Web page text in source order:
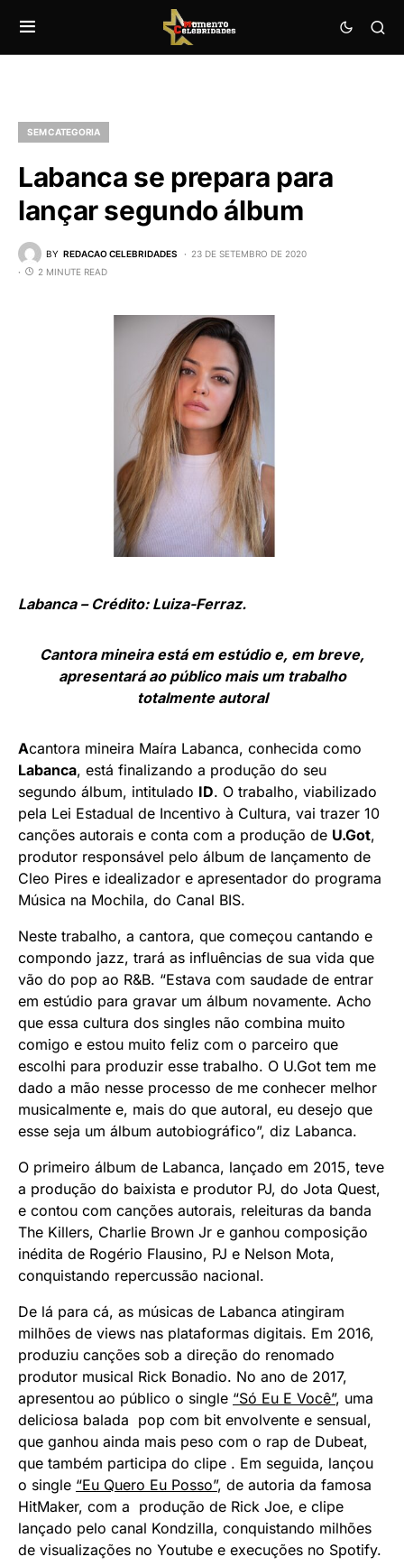
SEM CATEGORIA
Labanca se prepara para
lançar segundo álbum
BY REDACAO CELEBRIDADES
23 DE SETEMBRO DE 2020
2 MINUTE READ
Labanca – Crédito: Luiza-Ferraz.
Cantora mineira está em estúdio e, em breve,
apresentará ao público mais um trabalho
totalmente autoral
Acantora mineira Maíra Labanca, conhecida como
Labanca, está finalizando a produção do seu
segundo álbum, intitulado ID. O trabalho, viabilizado
pela Lei Estadual de Incentivo à Cultura, vai trazer 10
canções autorais e conta com a produção de U.Got,
produtor responsável pelo álbum de lançamento de
Cleo Pires e idealizador e apresentador do programa
Música na Mochila, do Canal BIS.
Neste trabalho, a cantora, que começou cantando e
compondo jazz, trará as influências de sua vida que
vão do pop ao R&B. “Estava com saudade de entrar
em estúdio para gravar um álbum novamente. Acho
que essa cultura dos singles não combina muito
comigo e estou muito feliz com o parceiro que
escolhi para produzir esse trabalho. O U.Got tem me
dado a mão nesse processo de me conhecer melhor
musicalmente e, mais do que autoral, eu desejo que
esse seja um álbum autobiográfico”, diz Labanca.
O primeiro álbum de Labanca, lançado em 2015, teve
a produção do baixista e produtor PJ, do Jota Quest,
e contou com canções autorais, releituras da banda
The Killers, Charlie Brown Jr e ganhou composição
inédita de Rogério Flausino, PJ e Nelson Mota,
conquistando repercussão nacional.
De lá para cá, as músicas de Labanca atingiram
milhões de views nas plataformas digitais. Em 2016,
produziu canções sob a direção do renomado
produtor musical Rick Bonadio. No ano de 2017,
apresentou ao público o single “Só Eu E Você”, uma
deliciosa balada pop com bit envolvente e sensual,
que ganhou ainda mais peso com o rap de Dubeat,
que também participa do clipe . Em seguida, lançou
o single “Eu Quero Eu Posso”, de autoria da famosa
HitMaker, com a produção de Rick Joe, e clipe
lançado pelo canal Kondzilla, conquistando milhões
de visualizações no Youtube e execuções no Spotify.